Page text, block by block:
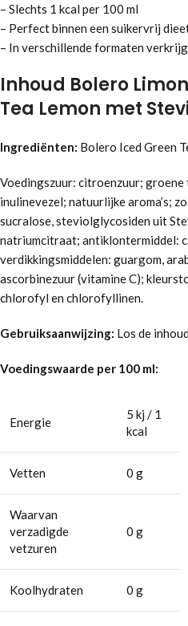
– Slechts 1 kcal per 100 ml
– Perfect binnen een suikervrij
– In verschillende formaten
Inhoud Bolero
Tea Lemon met
Ingrediënten: Bolero Iced Green
Voedingszuur: citroenzuur;
inulinevezel; natuurlijke aroma’s;
sucralose, steviolglycosiden uit
natriumcitraat; antiklontermiddel:
verdikkingsmiddelen: guargom,
ascorbinezuur (vitamine C);
chlorofyl en chlorofyllinen.
Gebruiksaanwijzing: Los de
Voedingswaarde per 100 ml:
Energie
5 kj / 1
kcal
Vetten 0 g
Waarvan
verzadigde
vetzuren
0 g
Koolhydraten 0 g